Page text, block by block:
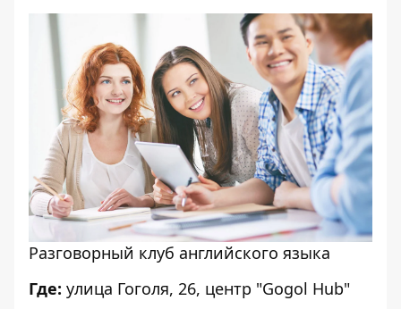
Разговорный клуб английского языка
Где: улица Гоголя, 26, центр "Gogol Hub"